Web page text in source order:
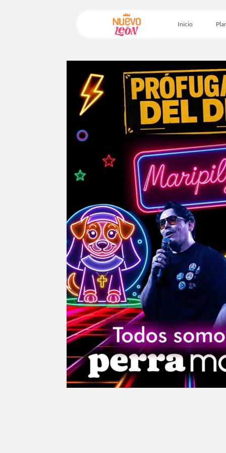
Inicio